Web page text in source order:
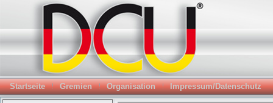
Startseite Gremien Organisation Impressum/Datenschutz